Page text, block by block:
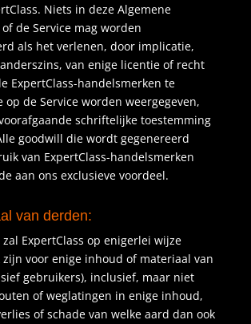
Niets in deze Algemene
de Service mag worden
als het verlenen, door implicatie,
van enige licentie of recht
ExpertClass-handelsmerken te
op de Service worden weergegeven,
schriftelijke toestemming
goodwill die wordt gegenereerd
van ExpertClass-handelsmerken
aan ons exclusieve voordeel.
van derden:
ExpertClass op enigerlei wijze
voor enige inhoud of materiaal van
gebruikers), inclusief, maar niet
of weglatingen in enige inhoud,
of schade van welke aard dan ook